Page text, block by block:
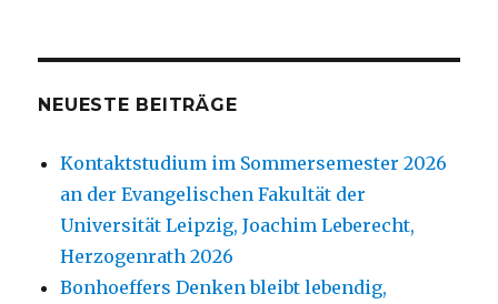
NEUESTE BEITRÄGE
Kontaktstudium im Sommersemester 2026
an der Evangelischen Fakultät der
Universität Leipzig, Joachim Leberecht,
Herzogenrath 2026
Bonhoeffers Denken bleibt lebendig,